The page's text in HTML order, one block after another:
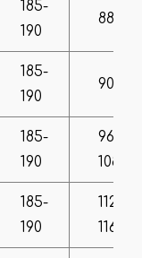
185-
190
88-90
185-
190
90-96
185-
190
96-
108
185-
190
112-
116